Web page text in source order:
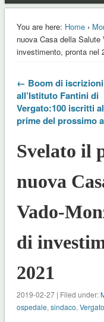
You are here: Home›
nuova Casa della
investimento, pronta nel
← Boom di iscrizioni
all’Istituto Fantini di
Vergato:100 iscritti
prime del prossimo
Svelato il
nuova
Vado-
di
2021
2019-02-27 | Filed under:
ospedale, sindaco, Vergato